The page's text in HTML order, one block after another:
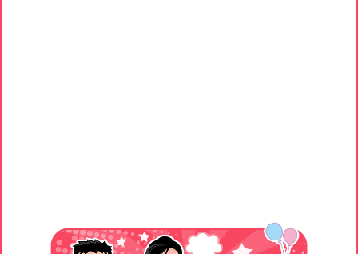
Main